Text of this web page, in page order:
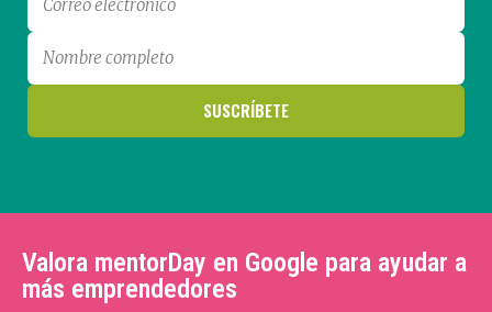
Valora mentorDay en Google para ayudar a
más emprendedores